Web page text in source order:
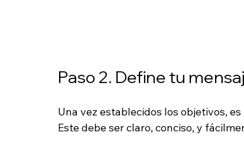
Paso 2. Define tu
Una vez establecidos los objetivos,
Este debe ser claro, conciso, y